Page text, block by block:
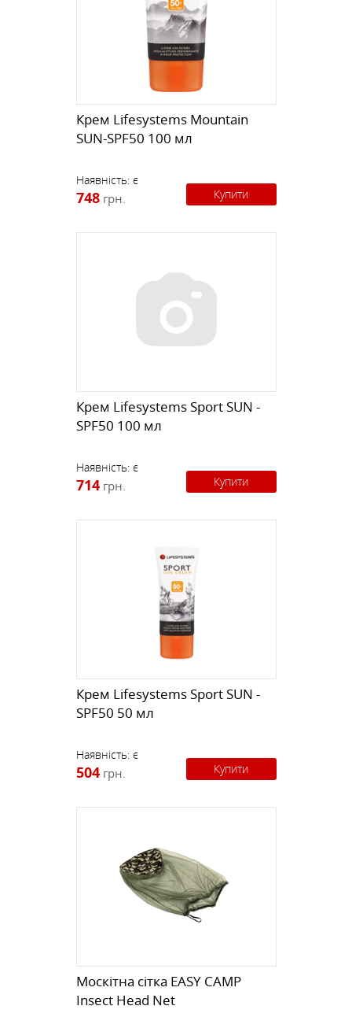
Крем Lifesystems Mountain
SUN-SPF50 100 мл
Наявність: є
748 грн. Купити
Крем Lifesystems Sport SUN -
SPF50 100 мл
Наявність: є
714 грн. Купити
Крем Lifesystems Sport SUN -
SPF50 50 мл
Наявність: є
504 грн. Купити
Москітна сітка EASY CAMP
Insect Head Net